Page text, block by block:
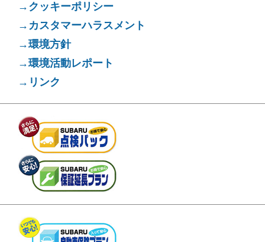
→クッキーポリシー
→カスタマーハラスメント
→環境方針
→環境活動レポート
→リンク